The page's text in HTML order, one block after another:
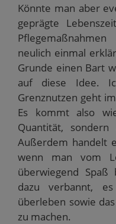
Könnte man aber
geprägte
neulich einmal
Grunde einen Bart
auf diese Idee.
Grenznutzen geht
Es kommt also
Quantität,
Außerdem handelt
wenn man vom
überwiegend
dazu verbannt,
überleben sowie
zu machen.